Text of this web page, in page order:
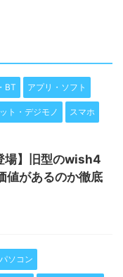
BT アプリ・ソフト
ト・デジモノ スマホ
場】旧型のwish4
があるのか徹底
ソコン